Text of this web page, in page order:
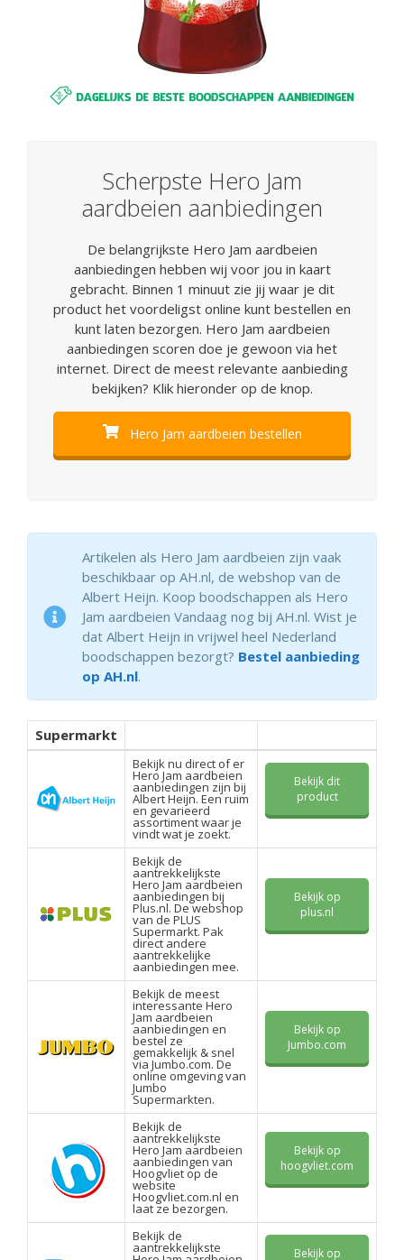
Scherpste Hero Jam
aardbeien aanbiedingen
De belangrijkste Hero Jam aardbeien
aanbiedingen hebben wij voor jou in kaart
gebracht. Binnen 1 minuut zie jij waar je dit
product het voordeligst online kunt bestellen en
kunt laten bezorgen. Hero Jam aardbeien
aanbiedingen scoren doe je gewoon via het
internet. Direct de meest relevante aanbieding
bekijken? Klik hieronder op de knop.
Hero Jam aardbeien bestellen
Artikelen als Hero Jam aardbeien zijn vaak
beschikbaar op AH.nl, de webshop van de
Albert Heijn. Koop boodschappen als Hero
Jam aardbeien Vandaag nog bij AH.nl. Wist je
dat Albert Heijn in vrijwel heel Nederland
boodschappen bezorgt? Bestel aanbieding
op AH.nl.
Supermarkt
Bekijk nu direct of er
Hero Jam aardbeien
aanbiedingen zijn bij
Albert Heijn. Een ruim
en gevarieerd
assortiment waar je
vindt wat je zoekt.
Bekijk dit
product
Bekijk de
aantrekkelijkste
Hero Jam aardbeien
aanbiedingen bij
Plus.nl. De webshop
van de PLUS
Supermarkt. Pak
direct andere
aantrekkelijke
aanbiedingen mee.
Bekijk op
plus.nl
Bekijk de meest
interessante Hero
Jam aardbeien
aanbiedingen en
bestel ze
gemakkelijk & snel
via Jumbo.com. De
online omgeving van
Jumbo
Supermarkten.
Bekijk op
Jumbo.com
Bekijk de
aantrekkelijkste
Hero Jam aardbeien
aanbiedingen van
Hoogvliet op de
website
Hoogvliet.com.nl en
laat ze bezorgen.
Bekijk op
hoogvliet.com
Bekijk de
aantrekkelijkste
Bekijk op